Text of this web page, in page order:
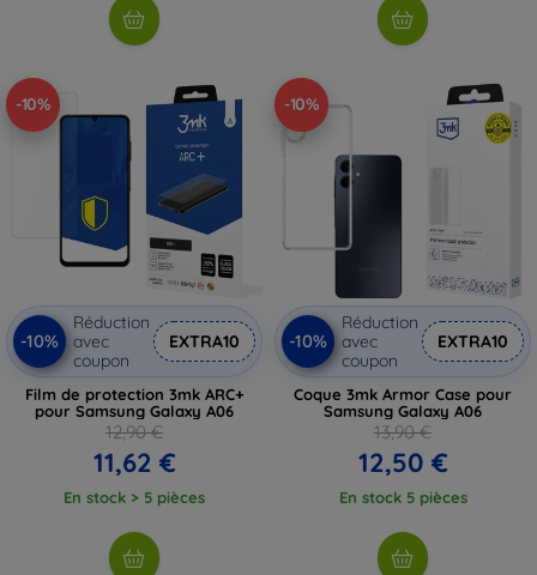
-10%
-10%
Réduction
avec
coupon
EXTRA10
Film de protection 3mk ARC+
pour Samsung Galaxy A06
12,90 €
11,62 €
En stock > 5 pièces
-10%
-10%
Réduction
avec
coupon
EXTRA10
Coque 3mk Armor Case pour
Samsung Galaxy A06
13,90 €
12,50 €
En stock 5 pièces